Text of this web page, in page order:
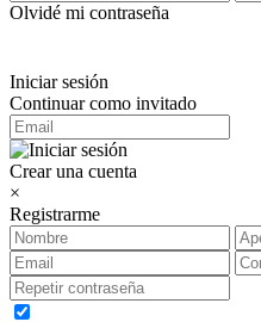
Olvidé mi contraseña
Iniciar sesión
Continuar como invitado
Crear una cuenta
×
Registrarme